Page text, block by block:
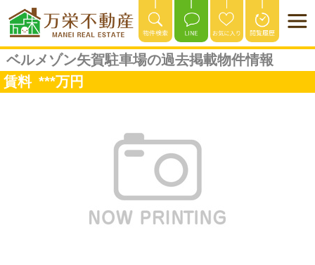
ベルメゾン矢賀駐車場の過去掲載物件情報
賃料 ***万円